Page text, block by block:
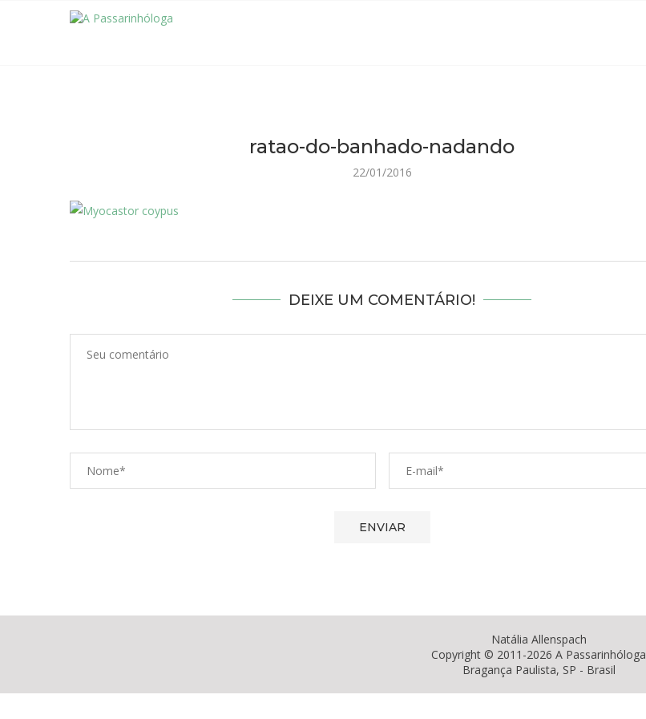
ratao-do-banhado-nadando
22/01/2016
DEIXE UM COMENTÁRIO!
Natália Allenspach
Copyright © 2011-2026 A Passarinhóloga
Bragança Paulista, SP - Brasil